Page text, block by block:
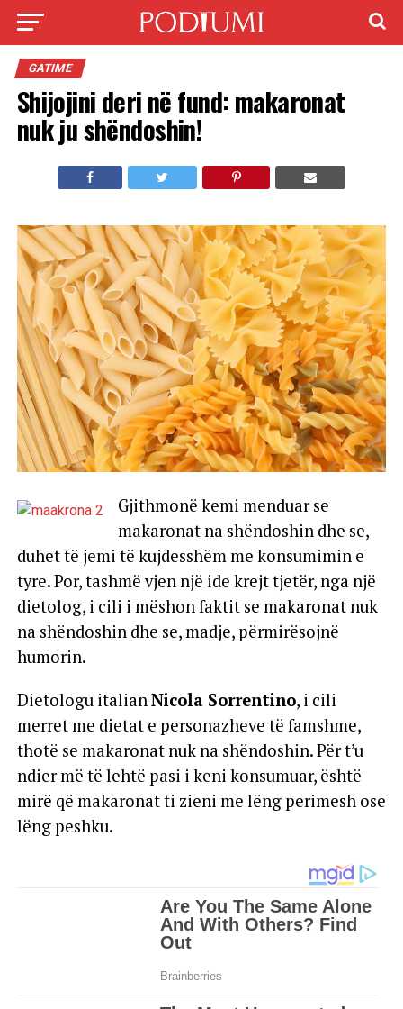
GATIME
Shijojini deri në fund: makaronat
nuk ju shëndoshin!
Gjithmonë kemi menduar se
makaronat na shëndoshin dhe se,
duhet të jemi të kujdesshëm me konsumimin e
tyre. Por, tashmë vjen një ide krejt tjetër, nga një
dietolog, i cili i mëshon faktit se makaronat nuk
na shëndoshin dhe se, madje, përmirësojnë
humorin.
Dietologu italianNicola Sorrentino, i cili
merret me dietat e personazheve të famshme,
thotë se makaronat nuk na shëndoshin. Për t’u
ndier më të lehtë pasi i keni konsumuar, është
mirë që makaronat ti zieni me lëng perimesh ose
lëng peshku.